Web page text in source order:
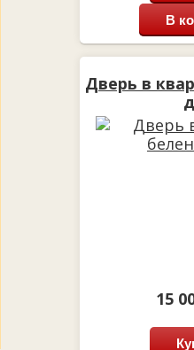
В
Дверь в
15